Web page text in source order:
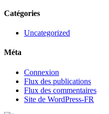
Catégories
Uncategorized
Méta
Connexion
Flux des publications
Flux des commentaires
Site de WordPress-FR